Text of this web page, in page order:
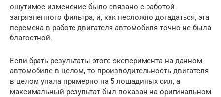
ощутимое изменение было связано с работой
загрязненного фильтра, и, как несложно догадаться, эта
перемена в работе двигателя автомобиля точно не была
благостной.
Если брать результаты этого эксперимента на данном
автомобиле в целом, то производительность двигателя
в целом упала примерно на 5 лошадиных сил, а
максимальный результат был показан на оригинальном